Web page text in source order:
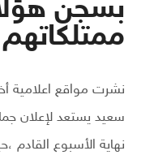
بسجن
ممتلكاتهم
نشرت مواقع اعلامية
سعيد يستعد لإعلان
نهاية الأسبوع